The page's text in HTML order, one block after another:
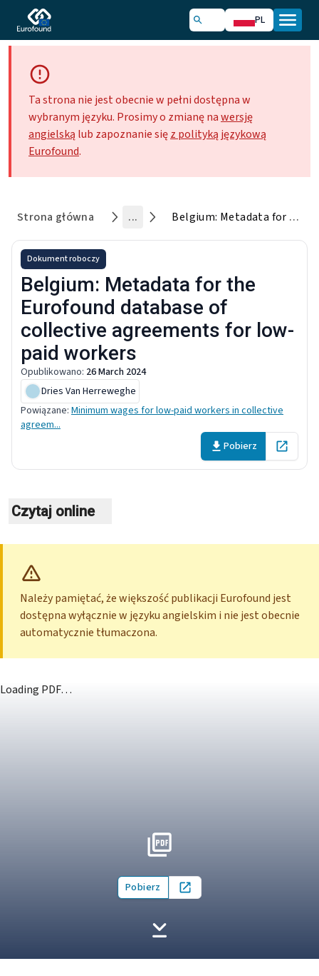
PL
Ta strona nie jest obecnie w pełni dostępna w
wybranym języku. Prosimy o zmianę nawersję
angielską lub zapoznanie sięz polityką językową
Eurofound.
Strona główna ... Belgium: Metadata for the Eurofound database of collective agreements for low-paid workers
Dokument roboczy
Belgium: Metadata for the
Eurofound database of
collective agreements for low-
paid workers
Opublikowano: 26 March 2024
Dries Van Herreweghe
Powiązane: Minimum wages for low-paid workers in collective
agreem...
Pobierz
Open in
Czytaj online
Należy pamiętać, że większość publikacji Eurofound jest
dostępna wyłącznie w języku angielskim i nie jest obecnie
automatycznie tłumaczona.
Loading PDF…
Pobierz Open in new tab